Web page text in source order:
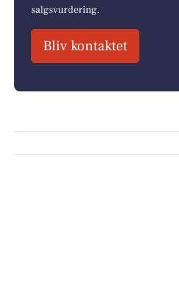
salgsvurdering.
Bliv kontaktet